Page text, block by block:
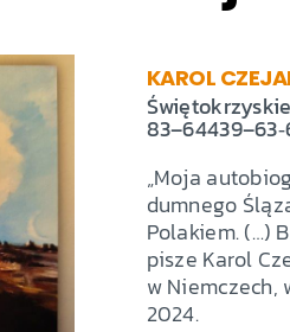
KAROL
„Moja
dumnego
Polakiem. (…)
pisze Karol
w Niemczech,
2024.